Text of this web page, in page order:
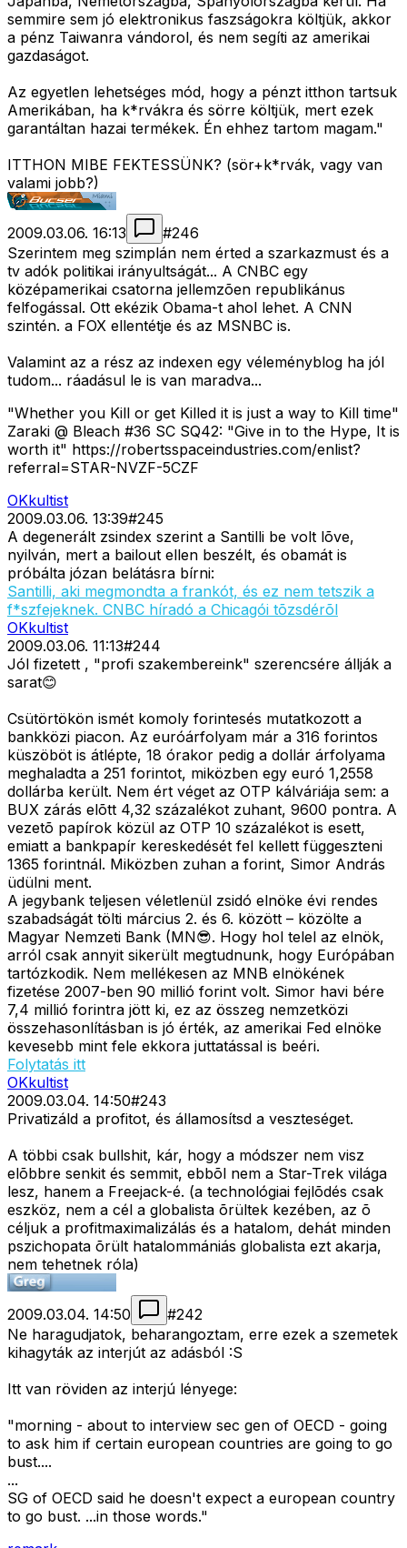
semmire sem jó elektronikus faszságokra költjük, akkor
a pénz Taiwanra vándorol, és nem segíti az amerikai
gazdaságot.
Az egyetlen lehetséges mód, hogy a pénzt itthon tartsuk
Amerikában, ha k*rvákra és sörre költjük, mert ezek
garantáltan hazai termékek. Én ehhez tartom magam."
ITTHON MIBE FEKTESSÜNK? (sör+k*rvák, vagy van
valami jobb?)
2009.03.06. 16:13 #246
Szerintem meg szimplán nem érted a szarkazmust és a
tv adók politikai irányultságát... A CNBC egy
középamerikai csatorna jellemzõen republikánus
felfogással. Ott ekézik Obama-t ahol lehet. A CNN
szintén. a FOX ellentétje és az MSNBC is.
Valamint az a rész az indexen egy véleményblog ha jól
tudom... ráadásul le is van maradva...
"Whether you Kill or get Killed it is just a way to Kill time"
Zaraki @ Bleach #36 SC SQ42: "Give in to the Hype, It is
worth it" https://robertsspaceindustries.com/enlist?
referral=STAR-NVZF-5CZF
OKkultist
2009.03.06. 13:39#245
A degenerált zsindex szerint a Santilli be volt lõve,
nyilván, mert a bailout ellen beszélt, és obamát is
próbálta józan belátásra bírni:
Santilli, aki megmondta a frankót, és ez nem tetszik a
f*szfejeknek. CNBC híradó a Chicagói tõzsdérõl
OKkultist
2009.03.06. 11:13#244
Jól fizetett , "profi szakembereink" szerencsére állják a
sarat😊
Csütörtökön ismét komoly forintesés mutatkozott a
bankközi piacon. Az euróárfolyam már a 316 forintos
küszöböt is átlépte, 18 órakor pedig a dollár árfolyama
meghaladta a 251 forintot, miközben egy euró 1,2558
dollárba került. Nem ért véget az OTP kálváriája sem: a
BUX zárás elõtt 4,32 százalékot zuhant, 9600 pontra. A
vezetõ papírok közül az OTP 10 százalékot is esett,
emiatt a bankpapír kereskedését fel kellett függeszteni
1365 forintnál. Miközben zuhan a forint, Simor András
üdülni ment.
A jegybank teljesen véletlenül zsidó elnöke évi rendes
szabadságát tölti március 2. és 6. között – közölte a
Magyar Nemzeti Bank (MN😎. Hogy hol telel az elnök,
arról csak annyit sikerült megtudnunk, hogy Európában
tartózkodik. Nem mellékesen az MNB elnökének
fizetése 2007-ben 90 millió forint volt. Simor havi bére
7,4 millió forintra jött ki, ez az összeg nemzetközi
összehasonlításban is jó érték, az amerikai Fed elnöke
kevesebb mint fele ekkora juttatással is beéri.
Folytatás itt
OKkultist
2009.03.04. 14:50#243
Privatizáld a profitot, és államosítsd a veszteséget.
A többi csak bullshit, kár, hogy a módszer nem visz
elõbbre senkit és semmit, ebbõl nem a Star-Trek világa
lesz, hanem a Freejack-é. (a technológiai fejlõdés csak
eszköz, nem a cél a globalista õrültek kezében, az õ
céljuk a profitmaximalizálás és a hatalom, dehát minden
pszichopata õrült hatalommániás globalista ezt akarja,
nem tehetnek róla)
2009.03.04. 14:50 #242
Ne haragudjatok, beharangoztam, erre ezek a szemetek
kihagyták az interjút az adásból :S
Itt van röviden az interjú lényege:
"morning - about to interview sec gen of OECD - going
to ask him if certain european countries are going to go
bust....
...
SG of OECD said he doesn't expect a european country
to go bust. ...in those words."